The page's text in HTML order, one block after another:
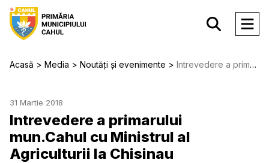
Acasă Media Noutăți și evenimente Intrevedere a primarului mun.Cahul cu Ministrul al Agriculturii la Chisinau
31 Martie 2018
Intrevedere a primarului
mun.Cahul cu Ministrul al
Agriculturii la Chisinau